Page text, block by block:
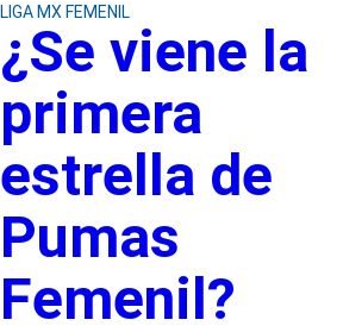
LIGA MX FEMENIL
¿Se viene la
primera
estrella de
Pumas
Femenil?